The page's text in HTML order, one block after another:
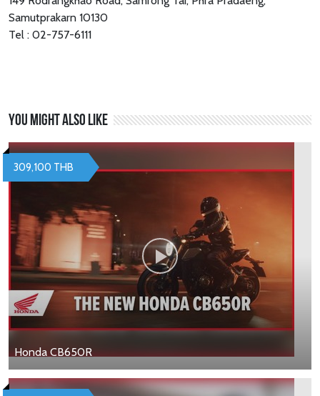
Samutprakarn 10130
Tel : 02-757-6111
You might also like
Honda CB650R
309,100 THB